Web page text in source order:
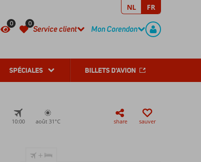
0 0
Service client
CONTACT
Mon Corendon
REGISTERNL FR
SPÉCIALES BILLETS D'AVION
10:00 août 31°C share sauver
+